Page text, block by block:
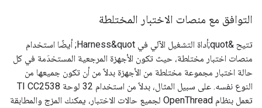
التوافق مع منصات الاختبار المختلطة
تتيح &quot;أداة التشغيل الآلي في Harness&quot; أيضًا استخدام
منصات اختبار مختلطة، حيث تكون الأجهزة المرجعية المستخدَمة في كل
حالة اختبار مجموعة مختلطة من الأجهزة بدلاً من أن تكون جميعها من
النوع نفسه. على سبيل المثال، بدلاً من استخدام 32 لوحة TI CC2538
تعمل بنظام OpenThread لجميع حالات الاختبار، يمكنك المزج والمطابقة